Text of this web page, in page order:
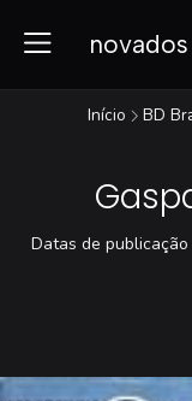
novados
Início BD
Datas de